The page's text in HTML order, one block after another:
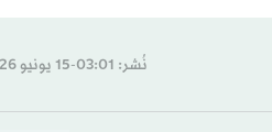
نُشر: 03:01-15 يونيو 2026 م ـ 30 ذو الحِجّة 1447 هـ